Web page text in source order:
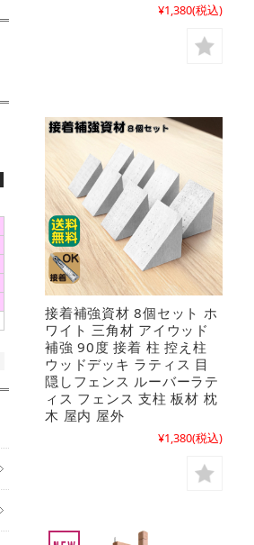
¥1,380(税込)
接着補強資材 8個セット ホ
ワイト 三角材 アイウッド
補強 90度 接着 柱 控え柱
ウッドデッキ ラティス 目
隠しフェンス ルーバーラテ
ィス フェンス 支柱 板材 枕
木 屋内 屋外
¥1,380(税込)